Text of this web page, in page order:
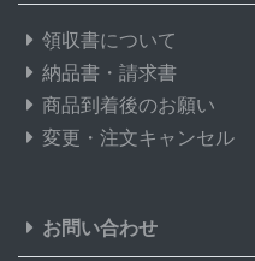
領収書について
納品書・請求書
商品到着後のお願い
変更・注文キャンセル
お問い合わせ